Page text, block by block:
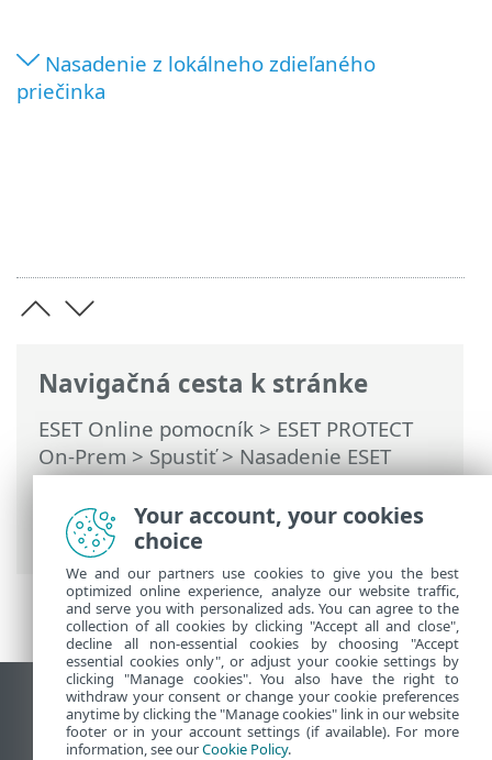
Navigačná cesta k stránke
ESET Online pomocník > ESET PROTECT
On-Prem>Spustiť>Nasadenie ESET
Management Agenta>Lokálne
nasadenie agenta> Vytvorenie
inštalačného skriptu agenta
Nasadenie z lokálneho zdieľaného
priečinka
Zobraziť stránku ako na počítači
End of Life
Your account, your cookies
choice
We and our partners use cookies to give you the best
optimized online experience, analyze our website traffic,
and serve you with personalized ads. You can agree to the
collection of all cookies by clicking "Accept all and close",
decline all non-essential cookies by choosing "Accept
essential cookies only", or adjust your cookie settings by
clicking "Manage cookies". You also have the right to
withdraw your consent or change your cookie preferences
anytime by clicking the "Manage cookies" link in our website
footer or in your account settings (if available). For more
information, see ourCookie Policy.